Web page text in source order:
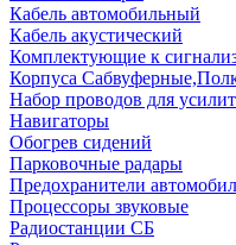
Кабель автомобильный
Кабель акустический
Комплектующие к
Корпуса
Набор проводов для
Навигаторы
Обогрев сидений
Парковочные радары
Предохранители
Процессоры звуковые
Радиостанции СБ